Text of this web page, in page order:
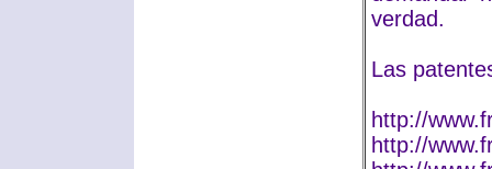
verdad.
Las
http://
http://